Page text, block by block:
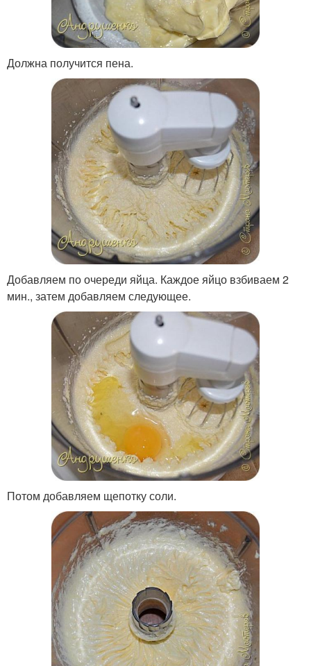
Должна получится пена.
Добавляем по очереди яйца. Каждое яйцо взбиваем 2
мин., затем добавляем следующее.
Потом добавляем щепотку соли.